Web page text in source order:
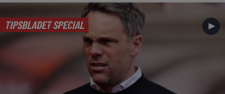
TIPSBLADET SPECIAL ►